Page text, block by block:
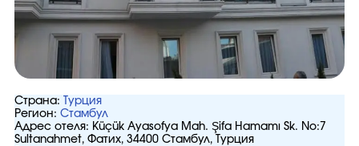
Страна:
Турция
Регион: Стамбул
Адрес отеля: Küçük Ayasofya Mah. Şifa Hamamı Sk. No:7
Sultanahmet, Фатих, 34400 Стамбул, Турция